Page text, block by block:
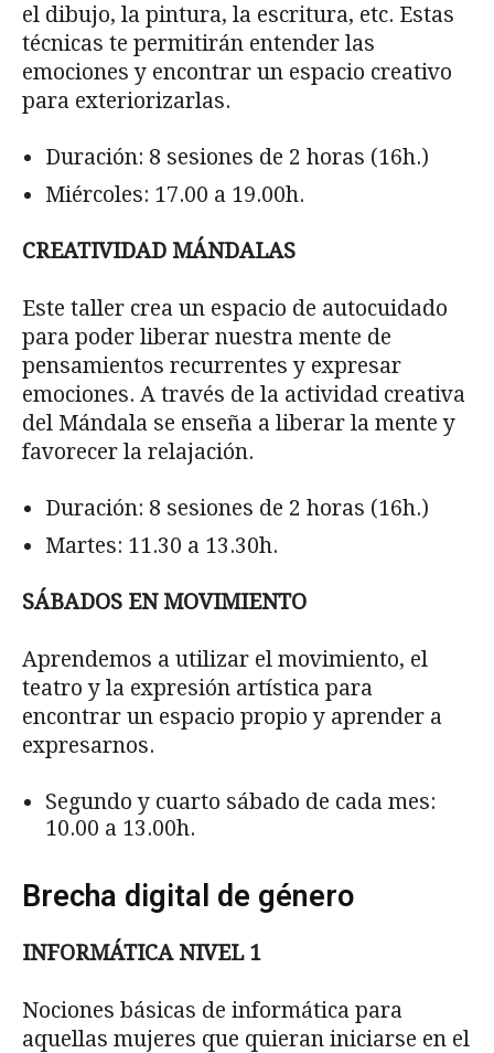
el dibujo, la pintura, la escritura, etc. Estas
técnicas te permitirán entender las
emociones y encontrar un espacio creativo
para exteriorizarlas.
Duración: 8 sesiones de 2 horas (16h.)
Miércoles: 17.00 a 19.00h.
CREATIVIDAD MÁNDALAS
Este taller crea un espacio de autocuidado
para poder liberar nuestra mente de
pensamientos recurrentes y expresar
emociones. A través de la actividad creativa
del Mándala se enseña a liberar la mente y
favorecer la relajación.
Duración: 8 sesiones de 2 horas (16h.)
Martes: 11.30 a 13.30h.
SÁBADOS EN MOVIMIENTO
Aprendemos a utilizar el movimiento, el
teatro y la expresión artística para
encontrar un espacio propio y aprender a
expresarnos.
Segundo y cuarto sábado de cada mes:
10.00 a 13.00h.
Brecha digital de género
INFORMÁTICA NIVEL 1
Nociones básicas de informática para
aquellas mujeres que quieran iniciarse en el